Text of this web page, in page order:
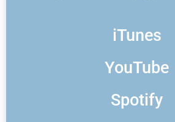
iTunes
YouTube
Spotify